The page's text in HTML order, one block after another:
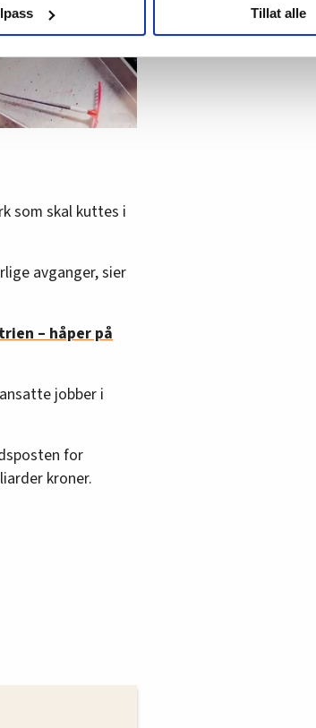
tilpassede annonser og utarbeide statistikk.
siden.
Tillat alle
som skal kuttes i
avganger, sier
– håper på
jobber i
for
kroner.